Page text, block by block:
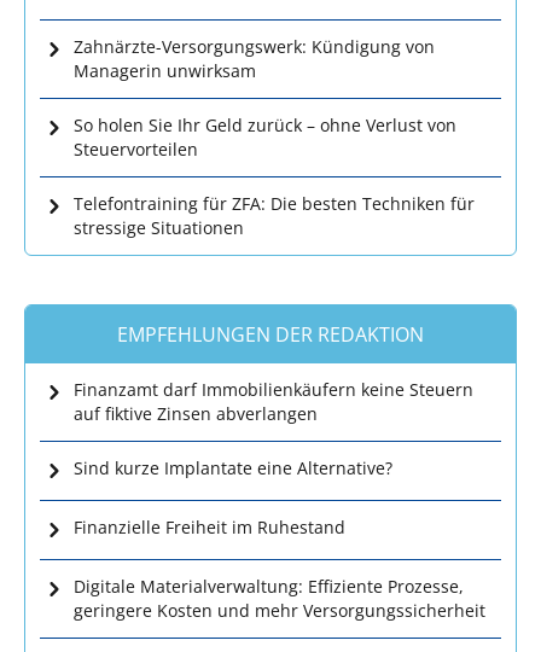
Zahnärzte-Versorgungswerk: Kündigung von
Managerin unwirksam
So holen Sie Ihr Geld zurück – ohne Verlust von
Steuervorteilen
Telefontraining für ZFA: Die besten Techniken für
stressige Situationen
EMPFEHLUNGEN DER REDAKTION
Finanzamt darf Immobilienkäufern keine Steuern
auf fiktive Zinsen abverlangen
Sind kurze Implantate eine Alternative?
Finanzielle Freiheit im Ruhestand
Digitale Materialverwaltung: Effiziente Prozesse,
geringere Kosten und mehr Versorgungssicherheit